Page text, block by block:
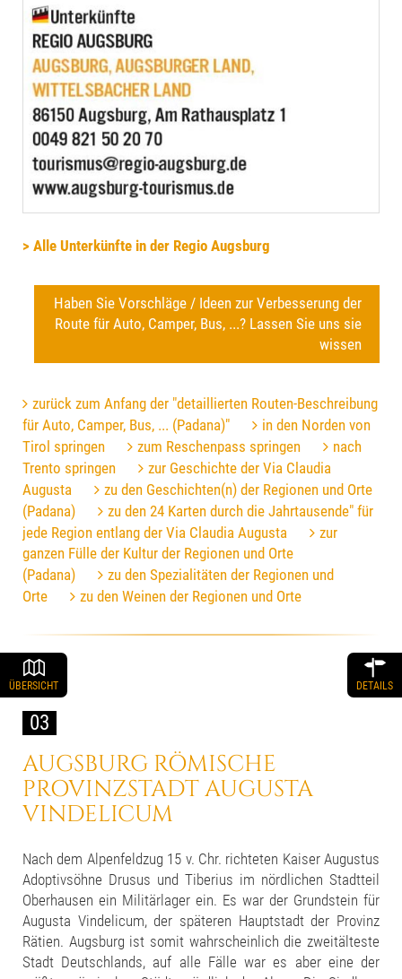
> Alle Unterkünfte in der Regio Augsburg
Haben Sie Vorschläge / Ideen zur Verbesserung der
Route für Auto, Camper, Bus, ...? Lassen Sie uns sie
wissen
zurück zum Anfang der "detaillierten Routen-Beschreibung
für Auto, Camper, Bus, ... (Padana)"
in den Norden von
Tirol springen
zum Reschenpass springen
nach
Trento springen
zur Geschichte der Via Claudia
Augusta
zu den Geschichten(n) der Regionen und Orte
(Padana)
zu den 24 Karten durch die Jahrtausende" für
jede Region entlang der Via Claudia Augusta
zur
ganzen Fülle der Kultur der Regionen und Orte
(Padana)
zu den Spezialitäten der Regionen und
Orte
zu den Weinen der Regionen und Orte
ÜBERSICHT DETAILS
AUGSBURG RÖMISCHE
PROVINZSTADTAUGUSTA
VINDELICUM
03
Nach dem Alpenfeldzug 15 v. Chr. richteten Kaiser Augustus
Adoptivsöhne Drusus und Tiberius im nördlichen Stadtteil
Oberhausen ein Militärlager ein. Es war der Grundstein für
Augusta Vindelicum, der späteren Hauptstadt der Provinz
Rätien. Augsburg ist somit wahrscheinlich die zweitälteste
Stadt Deutschlands, auf alle Fälle war es aber eine der